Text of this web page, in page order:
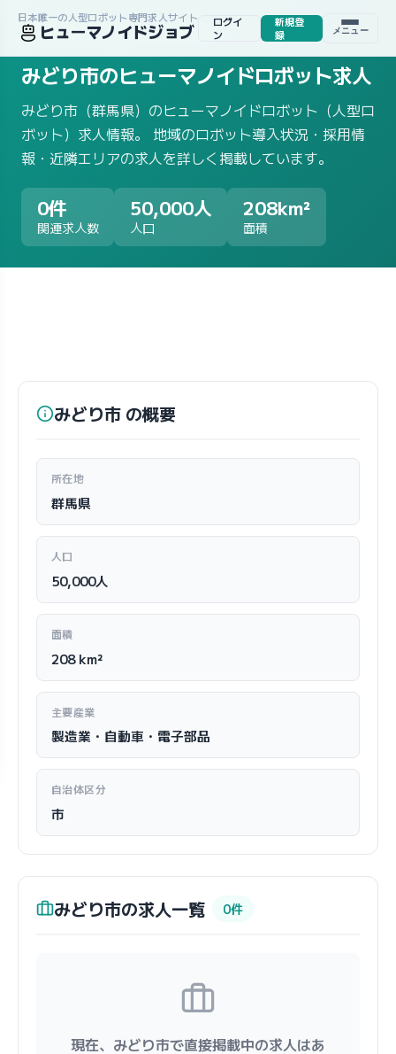
日本唯一の人型ロボット専門求人サイト
ヒューマノイドジョブ
ログイ
ン
新規登
録
メニュー
ホーム/求人一覧/地域から探す/群馬県/ みどり市
みどり市のヒューマノイドロボット求人
みどり市（群馬県）のヒューマノイドロボット（人型ロ
ボット）求人情報。 地域のロボット導入状況・採用情
報・近隣エリアの求人を詳しく掲載しています。
0件
関連求人数
50,000人
人口
208km²
面積
みどり市 の概要
所在地
群馬県
人口
50,000人
面積
208 km²
主要産業
製造業・自動車・電子部品
自治体区分
市
みどり市の求人一覧 0件
現在、みどり市で直接掲載中の求人はあ